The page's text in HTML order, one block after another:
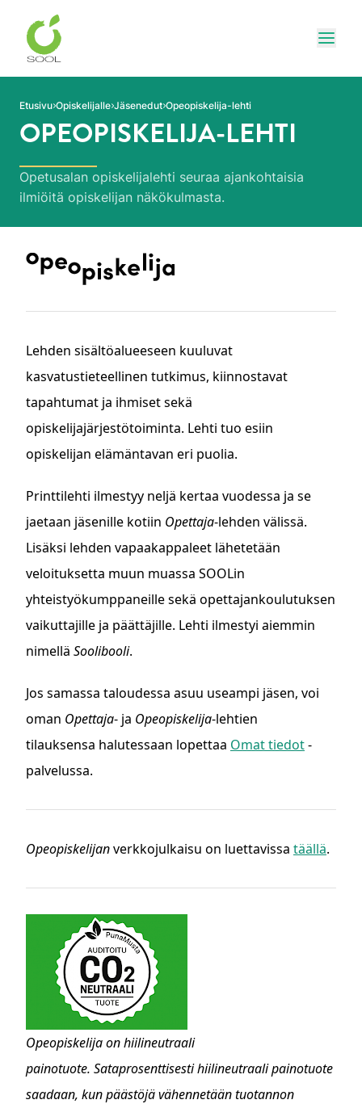
Siirry sivun sisältöön
Etusivu Opiskelijalle Jäsenedut Opeopiskelija-lehti
OPEOPISKELIJA-LEHTI
Opetusalan opiskelijalehti seuraa ajankohtaisia
ilmiöitä opiskelijan näkökulmasta.
Lehden sisältöalueeseen kuuluvat
kasvatustieteellinen tutkimus, kiinnostavat
tapahtumat ja ihmiset sekä
opiskelijajärjestötoiminta. Lehti tuo esiin
opiskelijan elämäntavan eri puolia.
Printtilehti ilmestyy neljä kertaa vuodessa ja se
jaetaan jäsenille kotiin Opettaja-lehden välissä.
Lisäksi lehden vapaakappaleet lähetetään
veloituksetta muun muassa SOOLin
yhteistyökumppaneille sekä opettajankoulutuksen
vaikuttajille ja päättäjille. Lehti ilmestyi aiemmin
nimellä Soolibooli.
Jos samassa taloudessa asuu useampi jäsen, voi
oman Opettaja- ja Opeopiskelija-lehtien
tilauksensa halutessaan lopettaa Omat tiedot-
palvelussa.
Opeopiskelijanverkkojulkaisu on luettavissa täällä.
Opeopiskelija on hiilineutraali
painotuote. Sataprosenttisesti hiilineutraali painotuote
saadaan, kun päästöjä vähennetään tuotannon